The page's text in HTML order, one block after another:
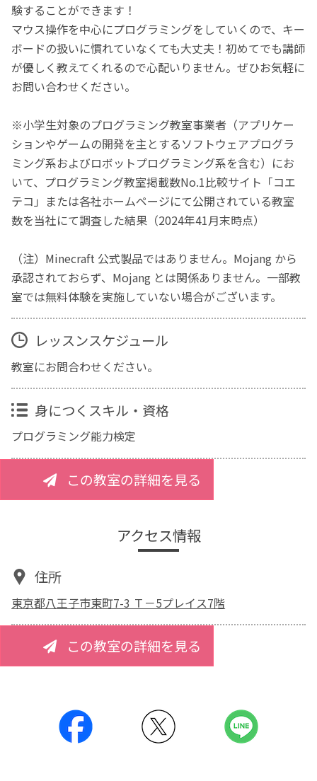
験することができます！
マウス操作を中心にプログラミングをしていくので、キー
ボードの扱いに慣れていなくても大丈夫！初めてでも講師
が優しく教えてくれるので心配いりません。ぜひお気軽に
お問い合わせください。
※小学生対象のプログラミング教室事業者（アプリケー
ションやゲームの開発を主とするソフトウェアプログラ
ミング系およびロボットプログラミング系を含む）にお
いて、プログラミング教室掲載数No.1比較サイト「コエ
テコ」または各社ホームページにて公開されている教室
数を当社にて調査した結果（2024年41月末時点）
（注）Minecraft 公式製品ではありません。Mojang から
承認されておらず、Mojang とは関係ありません。一部教
室では無料体験を実施していない場合がございます。
レッスンスケジュール
教室にお問合わせください。
身につくスキル・資格
プログラミング能力検定
この教室の詳細を見る
アクセス情報
住所
東京都八王子市東町7-3 Ｔ－5プレイス7階
この教室の詳細を見る